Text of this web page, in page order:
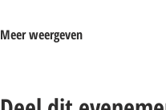
Meer weergeven